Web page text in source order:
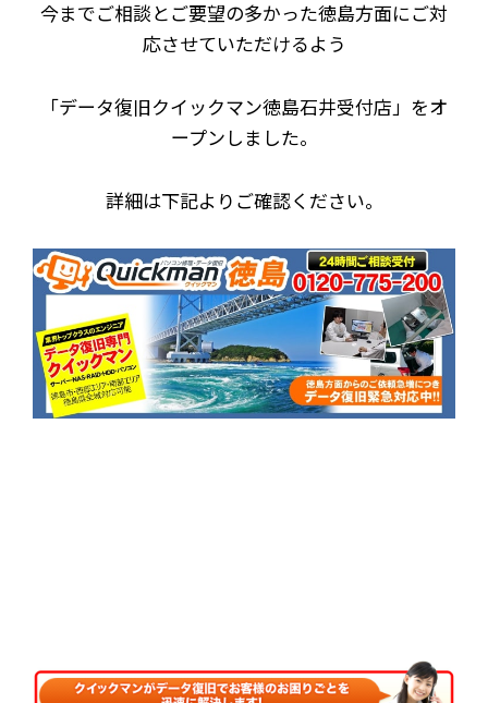
今までご相談とご要望の多かった徳島方面にご対
応させていただけるよう
「データ復旧クイックマン徳島石井受付店」をオ
ープンしました。
詳細は下記よりご確認ください。